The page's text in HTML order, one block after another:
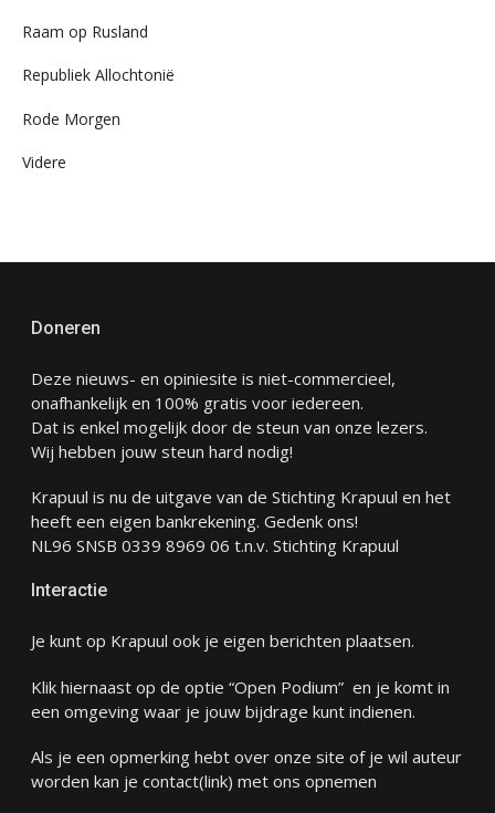
Raam op Rusland
Republiek Allochtonië
Rode Morgen
Videre
Doneren
Deze nieuws- en opiniesite is niet-commercieel,
onafhankelijk en 100% gratis voor iedereen.
Dat is enkel mogelijk door de steun van onze lezers.
Wij hebben jouw steun hard nodig!
Krapuul is nu de uitgave van de Stichting Krapuul en het
heeft een eigen bankrekening. Gedenk ons!
NL96 SNSB 0339 8969 06 t.n.v. Stichting Krapuul
Interactie
Je kunt op Krapuul ook je eigen berichten plaatsen.
Klik hiernaast op de optie “Open Podium” en je komt in
een omgeving waar je jouw bijdrage kunt indienen.
Als je een opmerking hebt over onze site of je wil auteur
worden kan je contact(link) met ons opnemen